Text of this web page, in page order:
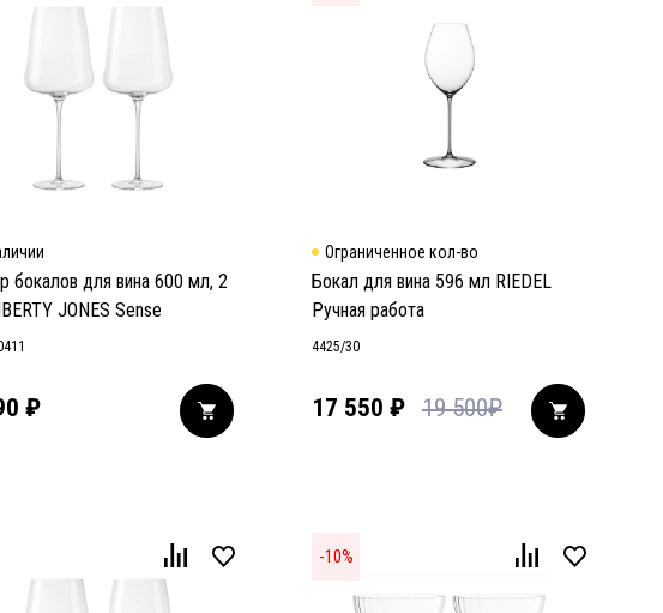
бокалов для вина 600 мл, 2
JONES Sense
₽
Ограниченное кол-во
Бокал для вина 596 мл RIEDEL
Ручная работа
4425/30
17 550 ₽ 19 500₽
-10%